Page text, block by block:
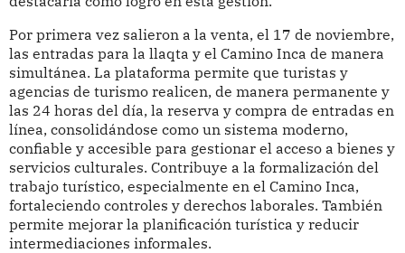
Por primera vez salieron a la venta, el 17 de noviembre,
las entradas para la llaqta y el Camino Inca de manera
simultánea. La plataforma permite que turistas y
agencias de turismo realicen, de manera permanente y
las 24 horas del día, la reserva y compra de entradas en
línea, consolidándose como un sistema moderno,
confiable y accesible para gestionar el acceso a bienes y
servicios culturales. Contribuye a la formalización del
trabajo turístico, especialmente en el Camino Inca,
fortaleciendo controles y derechos laborales. También
permite mejorar la planificación turística y reducir
intermediaciones informales.